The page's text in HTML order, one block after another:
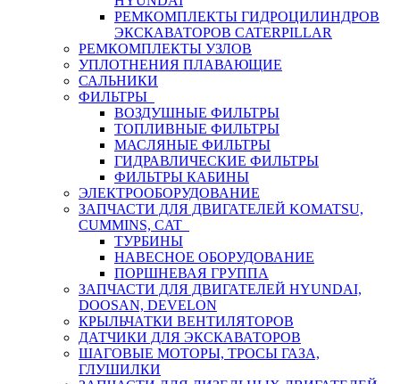
РЕМКОМПЛЕКТЫ ГИДРОЦИЛИНДРОВ
ЭКСКАВАТОРОВ CATERPILLAR
РЕМКОМПЛЕКТЫ УЗЛОВ
УПЛОТНЕНИЯ ПЛАВАЮЩИЕ
САЛЬНИКИ
ФИЛЬТРЫ
ВОЗДУШНЫЕ ФИЛЬТРЫ
ТОПЛИВНЫЕ ФИЛЬТРЫ
МАСЛЯНЫЕ ФИЛЬТРЫ
ГИДРАВЛИЧЕСКИЕ ФИЛЬТРЫ
ФИЛЬТРЫ КАБИНЫ
ЭЛЕКТРООБОРУДОВАНИЕ
ЗАПЧАСТИ ДЛЯ ДВИГАТЕЛЕЙ KOMATSU,
CUMMINS, CAT
ТУРБИНЫ
НАВЕСНОЕ ОБОРУДОВАНИЕ
ПОРШНЕВАЯ ГРУППА
ЗАПЧАСТИ ДЛЯ ДВИГАТЕЛЕЙ HYUNDAI,
DOOSAN, DEVELON
КРЫЛЬЧАТКИ ВЕНТИЛЯТОРОВ
ДАТЧИКИ ДЛЯ ЭКСКАВАТОРОВ
ШАГОВЫЕ МОТОРЫ, ТРОСЫ ГАЗА,
ГЛУШИЛКИ